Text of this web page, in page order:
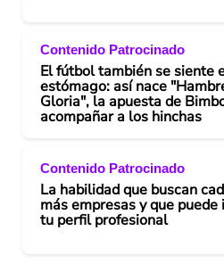
Contenido Patrocinado
El fútbol también se siente
estómago: así nace
Gloria", la apuesta de
acompañar a los hinchas
Contenido Patrocinado
La habilidad que buscan
más empresas y que
tu perfil profesional